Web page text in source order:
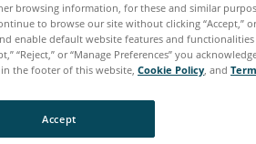
browsing information, for these and similar
to browse our site without clicking “Accept,”
enable default website features and
“Reject,” or “Manage Preferences” you
the footer of this website, Cookie Policy, and
Accept